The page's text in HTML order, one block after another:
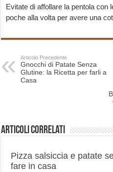
Evitate di affollare la pentola con
poche alla volta per avere una
Articolo Precedente
Gnocchi di Patate Senza
Glutine: la Ricetta per farli a
Casa
Articoli correlati
Pizza salsiccia e patate
fare in casa